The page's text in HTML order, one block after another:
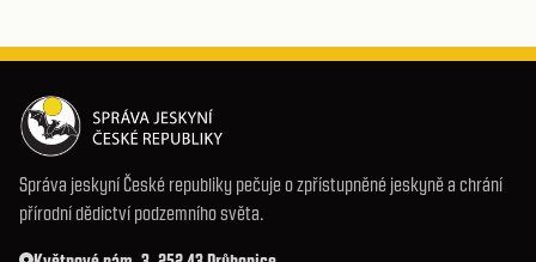
Správa jeskyní České republiky pečuje o zpřístupněné jeskyně a chrání
přírodní dědictví podzemního světa.